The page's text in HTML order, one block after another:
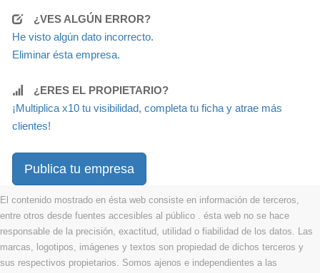
¿VES ALGÚN ERROR?
He visto algún dato incorrecto.
Eliminar ésta empresa.
¿ERES EL PROPIETARIO?
¡Multiplica x10 tu visibilidad, completa tu ficha y atrae más
clientes!
Publica tu empresa
El contenido mostrado en ésta web consiste en información de terceros,
entre otros desde fuentes accesibles al público . ésta web no se hace
responsable de la precisión, exactitud, utilidad o fiabilidad de los datos. Las
marcas, logotipos, imágenes y textos son propiedad de dichos terceros y
sus respectivos propietarios. Somos ajenos e independientes a las